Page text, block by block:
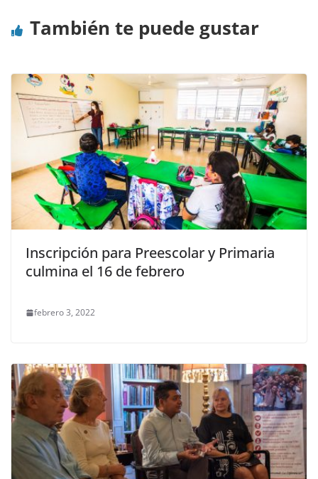
También te puede gustar
Inscripción para Preescolar y Primaria
culmina el 16 de febrero
febrero 3, 2022